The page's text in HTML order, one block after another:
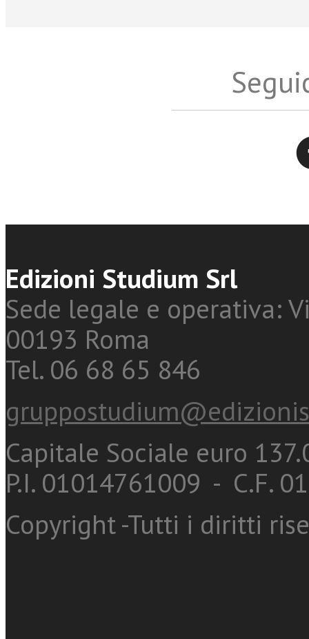
Edizioni Studium Srl
Sede legale e operativa:
00193 Roma
Tel. 06 68 65 846
Capitale Sociale euro
P.I. 01014761009 - C.F.
Copyright -Tutti i diritti